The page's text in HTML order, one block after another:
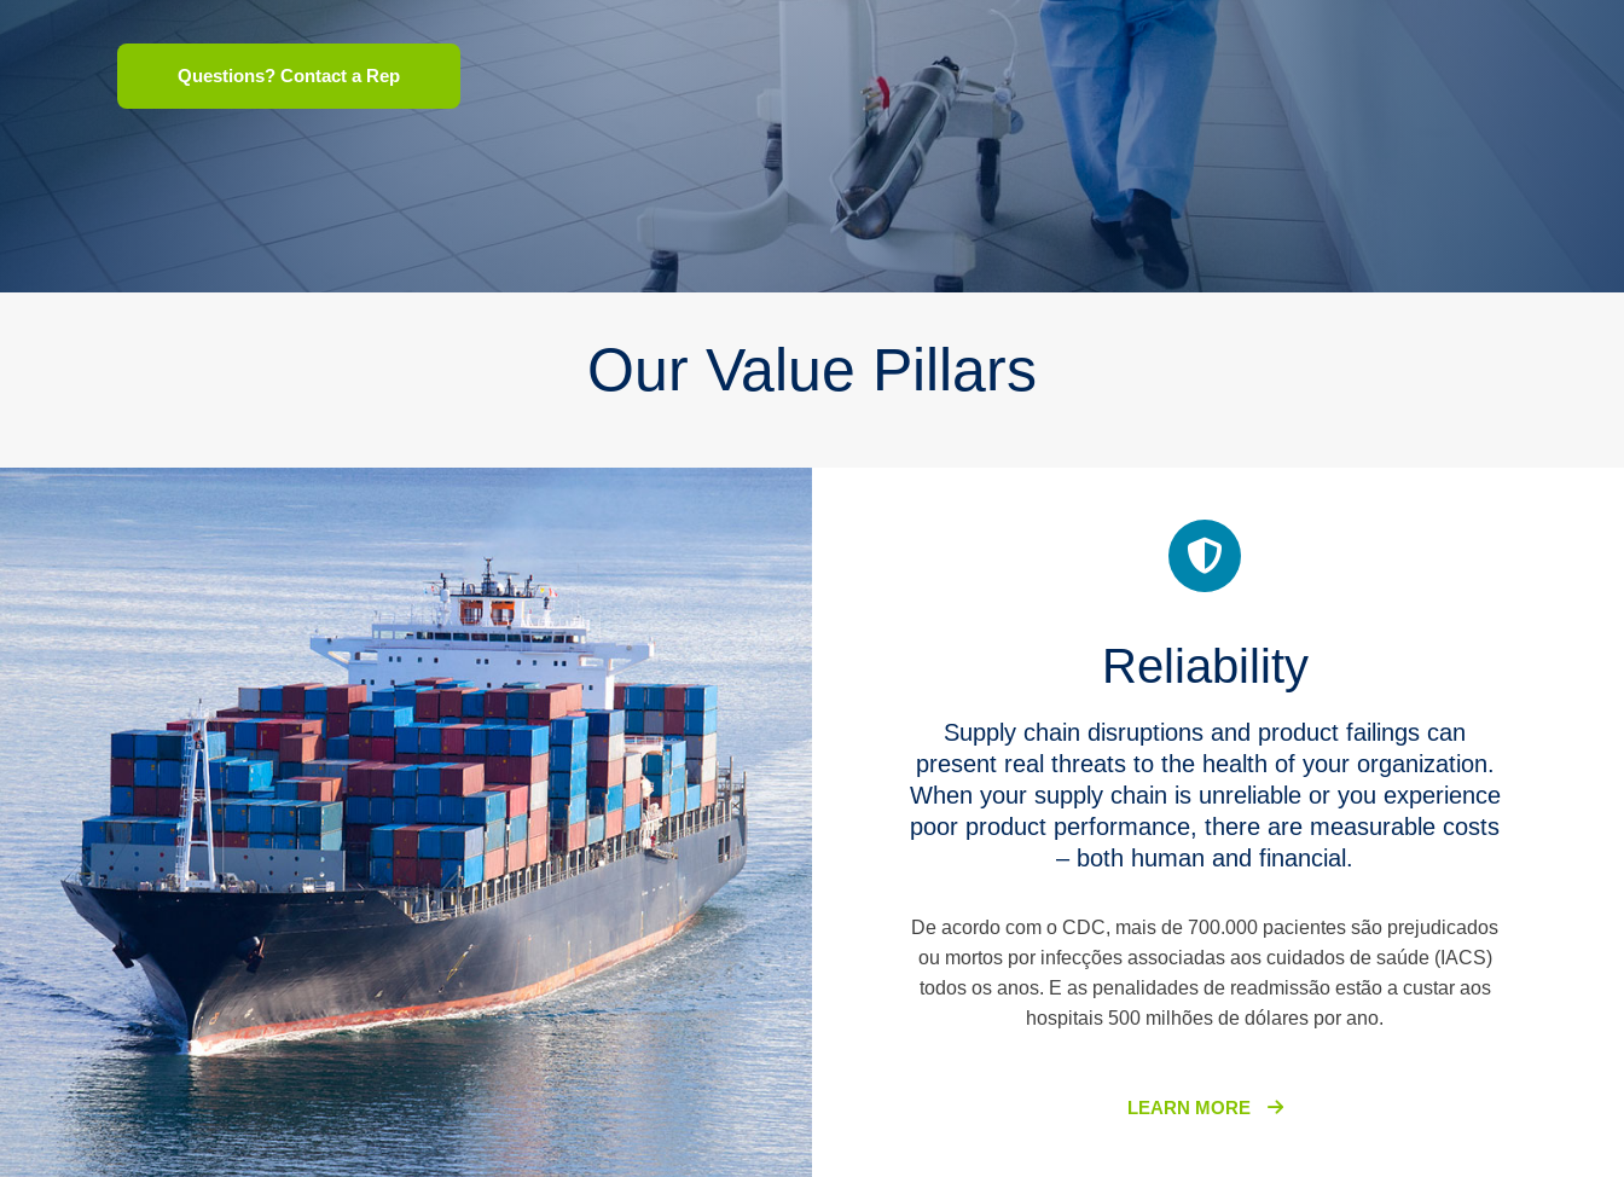
Questions? Contact a Rep
Our Value Pillars
Reliability
Supply chain disruptions and product failings can
present real threats to the health of your organization.
When your supply chain is unreliable or you experience
poor product performance, there are measurable costs
– both human and financial.
De acordo com o CDC, mais de 700.000 pacientes são prejudicados
ou mortos por infecções associadas aos cuidados de saúde (IACS)
todos os anos. E as penalidades de readmissão estão a custar aos
hospitais 500 milhões de dólares por ano.
LEARN MORE